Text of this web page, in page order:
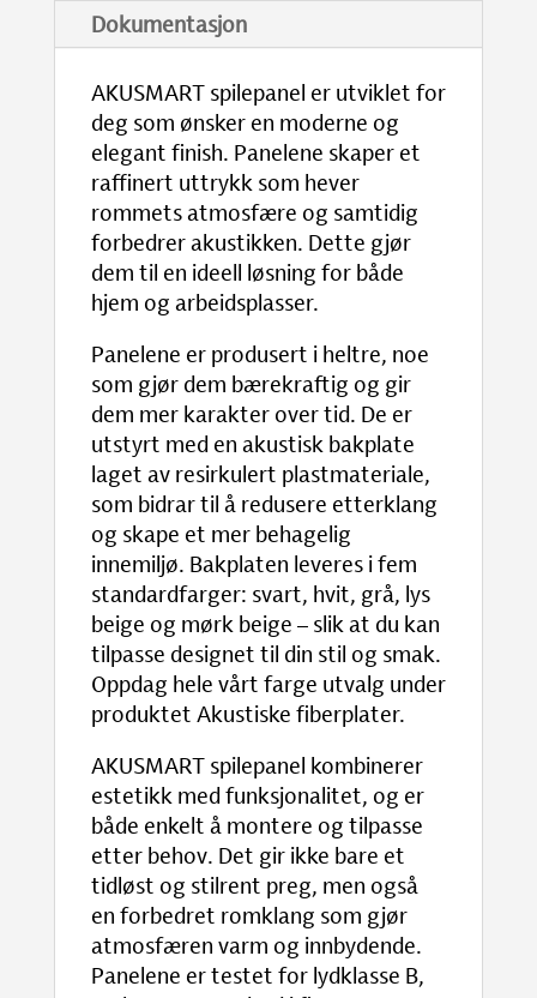
Dokumentasjon
AKUSMART spilepanel er utviklet for
deg som ønsker en moderne og
elegant finish. Panelene skaper et
raffinert uttrykk som hever
rommets atmosfære og samtidig
forbedrer akustikken. Dette gjør
dem til en ideell løsning for både
hjem og arbeidsplasser.
Panelene er produsert i heltre, noe
som gjør dem bærekraftig og gir
dem mer karakter over tid. De er
utstyrt med en akustisk bakplate
laget av resirkulert plastmateriale,
som bidrar til å redusere etterklang
og skape et mer behagelig
innemiljø. Bakplaten leveres i fem
standardfarger: svart, hvit, grå, lys
beige og mørk beige – slik at du kan
tilpasse designet til din stil og smak.
Oppdag hele vårt farge utvalg under
produktet Akustiske fiberplater.
AKUSMART spilepanel kombinerer
estetikk med funksjonalitet, og er
både enkelt å montere og tilpasse
etter behov. Det gir ikke bare et
tidløst og stilrent preg, men også
en forbedret romklang som gjør
atmosfæren varm og innbydende.
Panelene er testet for lydklasse B,